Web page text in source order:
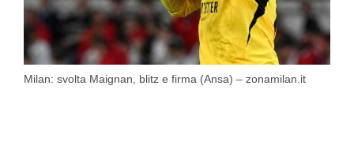
Milan: svolta Maignan, blitz e firma (Ansa) – zonamilan.it